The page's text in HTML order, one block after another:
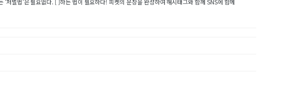
벌법'은 필요없다. [ ]하는 법이 필요하다! 피켓의 문장을 완성하여 해시태그와 함께 SNS에 함께